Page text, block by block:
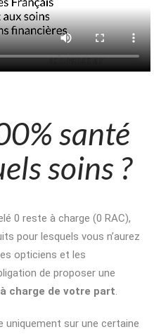
santé
soins ?
0 reste à charge (0 RAC),
pour lesquels vous n’aurez
opticiens et les
de proposer une
charge de votre part.
uniquement sur une certaine